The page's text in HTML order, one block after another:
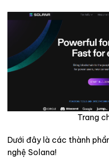
Trang
Dưới đây là các thành
nghệ Solana!